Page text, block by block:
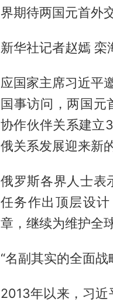
界期待两国元首外
新华社记者赵嫣 栾
应国家主席习近平
国事访问，两国元
协作伙伴关系建立
俄关系发展迎来新
俄罗斯各界人士表
任务作出顶层设
章，继续为维护全
“名副其实的全面
2013年以来，习